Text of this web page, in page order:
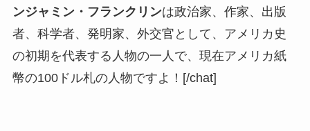
ンジャミン・フランクリンは政治家、作家、出版
者、科学者、発明家、外交官として、アメリカ史
の初期を代表する人物の一人で、現在アメリカ紙
幣の100ドル札の人物ですよ！[/chat]